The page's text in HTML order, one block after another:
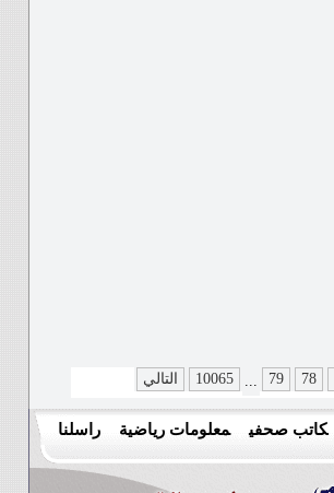
78
79
...
10065 التالي
كاتب صحفي معلومات رياضية راسلنا